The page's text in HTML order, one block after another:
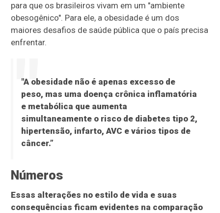
para que os brasileiros vivam em um "ambiente
obesogênico". Para ele, a obesidade é um dos
maiores desafios de saúde pública que o país precisa
enfrentar.
"A obesidade não é apenas excesso de
peso, mas uma doença crônica inflamatória
e metabólica que aumenta
simultaneamente o risco de diabetes tipo 2,
hipertensão, infarto, AVC e vários tipos de
câncer.”
Números
Essas alterações no estilo de vida e suas
consequências ficam evidentes na comparação